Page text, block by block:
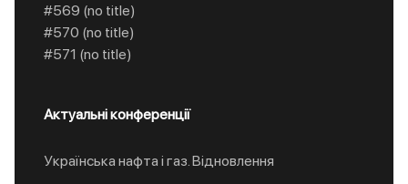
#569 (no title)
#570 (no title)
#571 (no title)
Актуальні конференції
Українська нафта і газ. Відновлення